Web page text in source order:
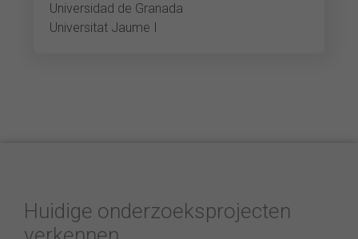
Universidad de Granada
Universitat Jaume I
Huidige onderzoeksprojecten